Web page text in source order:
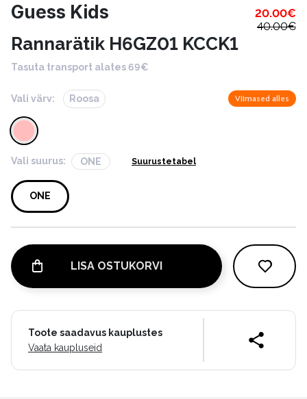
Guess Kids 20.00€
40.00€
Rannarätik H6GZ01 KCCK1
Tasuta transport alates 69€
Vali värv: Roosa Viimased alles
Vali suurus: ONE Suurustetabel
ONE
LISA OSTUKORVI
Toote saadavus kauplustes
Vaata kaupluseid